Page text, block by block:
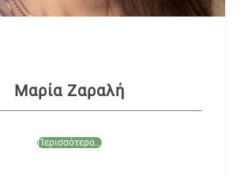
Μαρία Ζαραλή
Περισσότερα...